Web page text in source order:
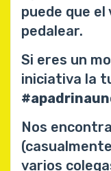
puede que el
pedalear.
Si eres un
iniciativa la
Nos
varios